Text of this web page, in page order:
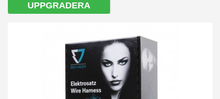
UPPGRADERA